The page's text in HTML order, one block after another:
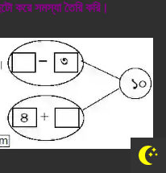
করে সমস্যা তৈরি করি।